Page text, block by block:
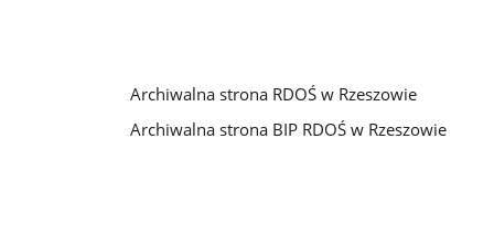
Archiwalna strona RDOŚ w Rzeszowie
Archiwalna strona BIP RDOŚ w Rzeszowie